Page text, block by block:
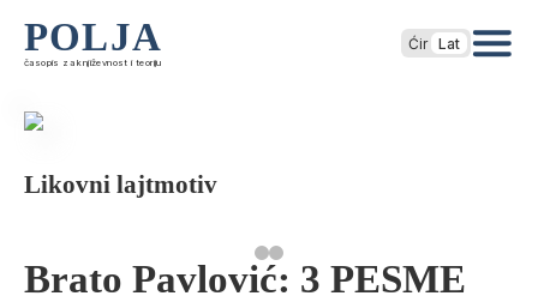
POLJA
časopis za književnost i teoriju
Ćir Lat
Likovni lajtmotiv
Brato Pavlović: 3 PESME